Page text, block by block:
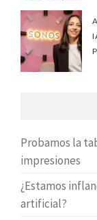
Probamos la
impresiones
¿Estamos
artificial?